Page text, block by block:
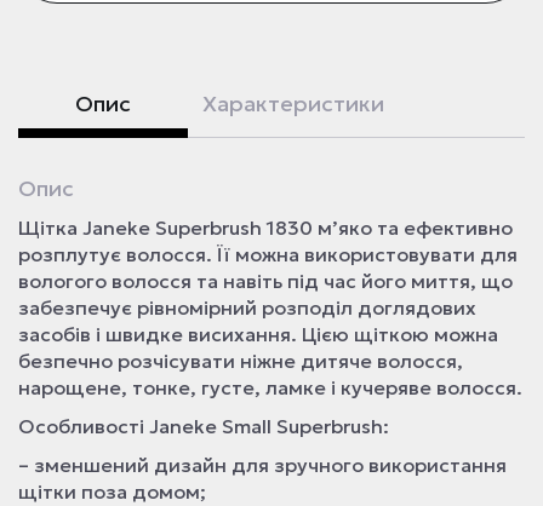
Опис Характеристики
Опис
Щітка Janeke Superbrush 1830 м’яко та ефективно
розплутує волосся. Її можна використовувати для
вологого волосся та навіть під час його миття, що
забезпечує рівномірний розподіл доглядових
засобів і швидке висихання. Цією щіткою можна
безпечно розчісувати ніжне дитяче волосся,
нарощене, тонке, густе, ламке і кучеряве волосся.
Особливості Janeke Small Superbrush:
– зменшений дизайн для зручного використання
щітки поза домом;